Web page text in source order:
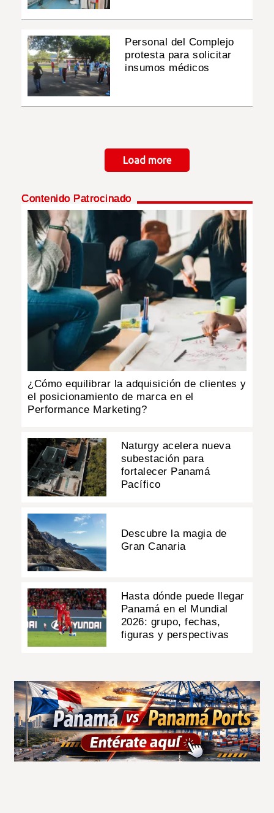
Personal del Complejo
protesta para solicitar
insumos médicos
Load more
Contenido Patrocinado
¿Cómo equilibrar la adquisición de clientes y
el posicionamiento de marca en el
Performance Marketing?
Naturgy acelera nueva
subestación para
fortalecer Panamá
Pacífico
Descubre la magia de
Gran Canaria
Hasta dónde puede llegar
Panamá en el Mundial
2026: grupo, fechas,
figuras y perspectivas